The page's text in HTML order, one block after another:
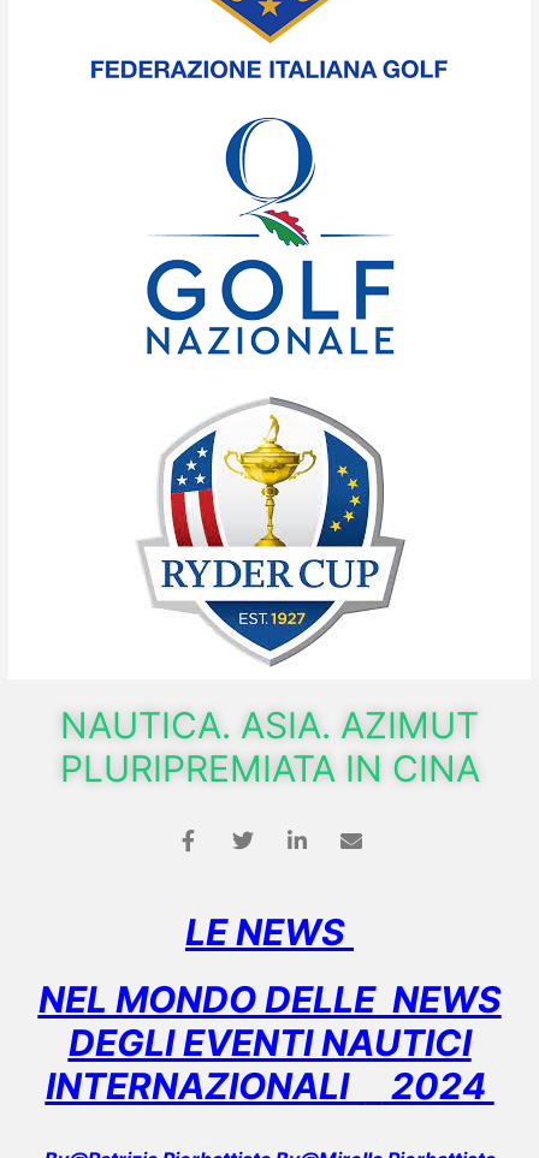
NAUTICA. ASIA. AZIMUT
PLURIPREMIATA IN CINA
LE NEWS
NEL MONDO DELLE NEWS
DEGLI EVENTI NAUTICI
INTERNAZIONALI
2024